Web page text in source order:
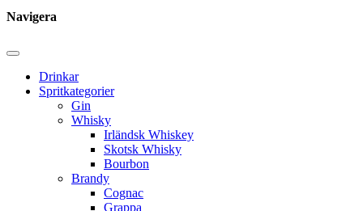
Navigera
Drinkar
Spritkategorier
Gin
Whisky
Irländsk Whiskey
Skotsk Whisky
Bourbon
Brandy
Cognac
Grappa